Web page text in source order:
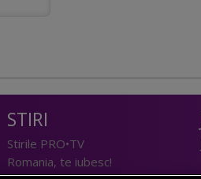
STIRI
Stirile PRO•TV
Romania, te iubesc!